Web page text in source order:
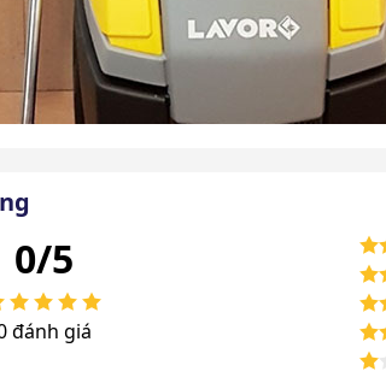
Tìm hiểu máy rửa xe Lavor Vertigo 28
rửa xe Lavor Vertigo 28
0/5
đánh giá